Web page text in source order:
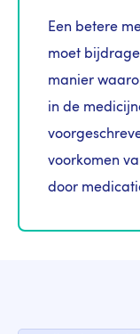
Een betere
moet
manier
in de
voorkomen
door